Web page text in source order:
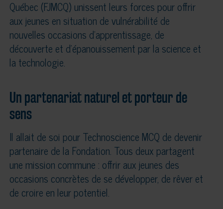
Québec (FJMCQ) unissent leurs forces pour offrir
aux jeunes en situation de vulnérabilité de
nouvelles occasions d’apprentissage, de
découverte et d’épanouissement par la science et
la technologie.
Un partenariat naturel et porteur de
sens
Il allait de soi pour Technoscience MCQ de devenir
partenaire de la Fondation. Tous deux partagent
une mission commune : offrir aux jeunes des
occasions concrètes de se développer, de rêver et
de croire en leur potentiel.